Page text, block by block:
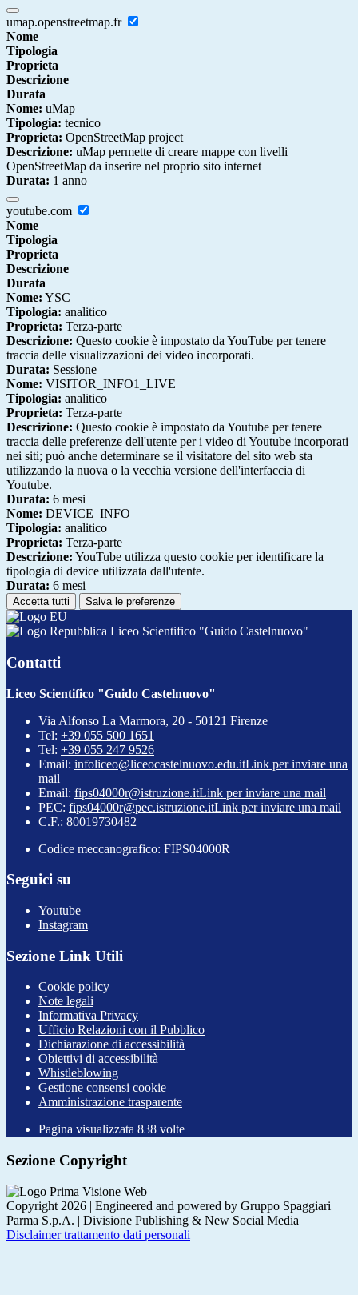
umap.openstreetmap.fr
Nome
Tipologia
Proprieta
Descrizione
Durata
Nome: uMap
Tipologia: tecnico
Proprieta: OpenStreetMap project
Descrizione: uMap permette di creare mappe con livelli
OpenStreetMap da inserire nel proprio sito internet
Durata: 1 anno
youtube.com
Nome
Tipologia
Proprieta
Descrizione
Durata
Nome: YSC
Tipologia: analitico
Proprieta: Terza-parte
Descrizione: Questo cookie è impostato da YouTube per tenere
traccia delle visualizzazioni dei video incorporati.
Durata: Sessione
Nome: VISITOR_INFO1_LIVE
Tipologia: analitico
Proprieta: Terza-parte
Descrizione: Questo cookie è impostato da Youtube per tenere
traccia delle preferenze dell'utente per i video di Youtube incorporati
nei siti; può anche determinare se il visitatore del sito web sta
utilizzando la nuova o la vecchia versione dell'interfaccia di
Youtube.
Durata: 6 mesi
Nome: DEVICE_INFO
Tipologia: analitico
Proprieta: Terza-parte
Descrizione: YouTube utilizza questo cookie per identificare la
tipologia di device utilizzata dall'utente.
Durata: 6 mesi
Accetta tutti Salva le preferenze
Liceo Scientifico "Guido Castelnuovo"
Contatti
Liceo Scientifico "Guido Castelnuovo"
Via Alfonso La Marmora, 20 - 50121 Firenze
Tel: +39 055 500 1651
Tel: +39 055 247 9526
Email: infoliceo@liceocastelnuovo.edu.itLink per inviare una
mail
Email: fips04000r@istruzione.itLink per inviare una mail
PEC: fips04000r@pec.istruzione.itLink per inviare una mail
C.F.: 80019730482
Codice meccanografico: FIPS04000R
Seguici su
Youtube
Instagram
Sezione Link Utili
Cookie policy
Note legali
Informativa Privacy
Ufficio Relazioni con il Pubblico
Dichiarazione di accessibilità
Obiettivi di accessibilità
Whistleblowing
Gestione consensi cookie
Amministrazione trasparente
Pagina visualizzata 838 volte
Sezione Copyright
Copyright 2026 | Engineered and powered by Gruppo Spaggiari
Parma S.p.A. | Divisione Publishing & New Social Media
Disclaimer trattamento dati personali